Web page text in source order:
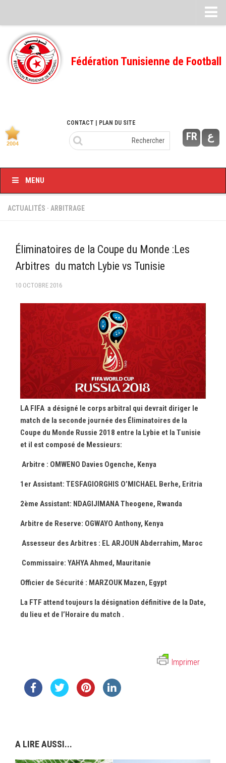
Feuille de match
FMI – 2022/2023
Ligue I – 2022/2023
Ligue I – 2020/2021
Ligue I – 2019/2020
Feuilles de match 2018/2019
Feuille de match 2017/2018
–Ligue I–
–Ligue II–
Feuille de match 2016/2017
-Ligue II-
Fédération Tunisienne de Football
FR ع
CONTACT | PLAN DU SITE
MENU
ACTUALITÉS · ARBITRAGE
Éliminatoires de la Coupe du Monde :Les
Arbitres du match Lybie vs Tunisie
10 OCTOBRE 2016
LA FIFA a désigné le corps arbitral qui devrait diriger le
match de la seconde journée des Éliminatoires de la
Coupe du Monde Russie 2018 entre la Lybie et la Tunisie
et il est composé de Messieurs:
Arbitre : OMWENO Davies Ogenche, Kenya
1er Assistant: TESFAGIORGHIS O’MICHAEL Berhe, Eritria
2ème Assistant: NDAGIJIMANA Theogene, Rwanda
Arbitre de Reserve: OGWAYO Anthony, Kenya
Assesseur des Arbitres : EL ARJOUN Abderrahim, Maroc
Commissaire: YAHYA Ahmed, Mauritanie
Officier de Sécurité : MARZOUK Mazen, Egypt
La FTF attend toujours la désignation définitive de la Date,
du lieu et de l’Horaire du match .
Imprimer
A LIRE AUSSI...